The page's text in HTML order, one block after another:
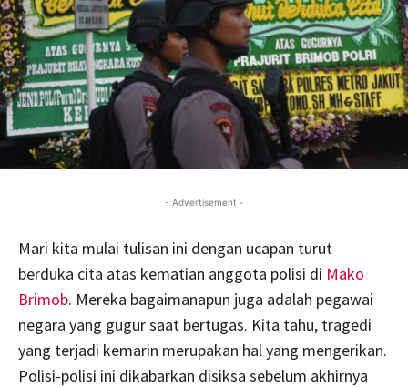
- Advertisement -
Mari kita mulai tulisan ini dengan ucapan turut
berduka cita atas kematian anggota polisi di Mako
Brimob. Mereka bagaimanapun juga adalah pegawai
negara yang gugur saat bertugas. Kita tahu, tragedi
yang terjadi kemarin merupakan hal yang mengerikan.
Polisi-polisi ini dikabarkan disiksa sebelum akhirnya